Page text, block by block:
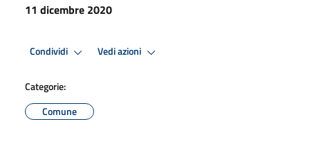
11 dicembre 2020
Condividi Vedi azioni
Categorie:
Comune